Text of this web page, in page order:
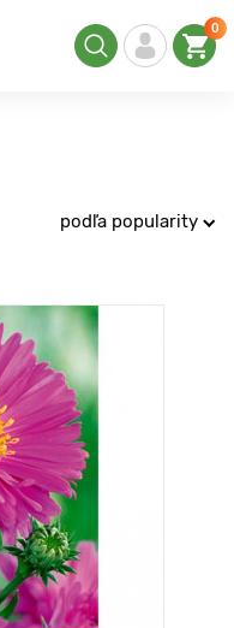
0
podľa popularity